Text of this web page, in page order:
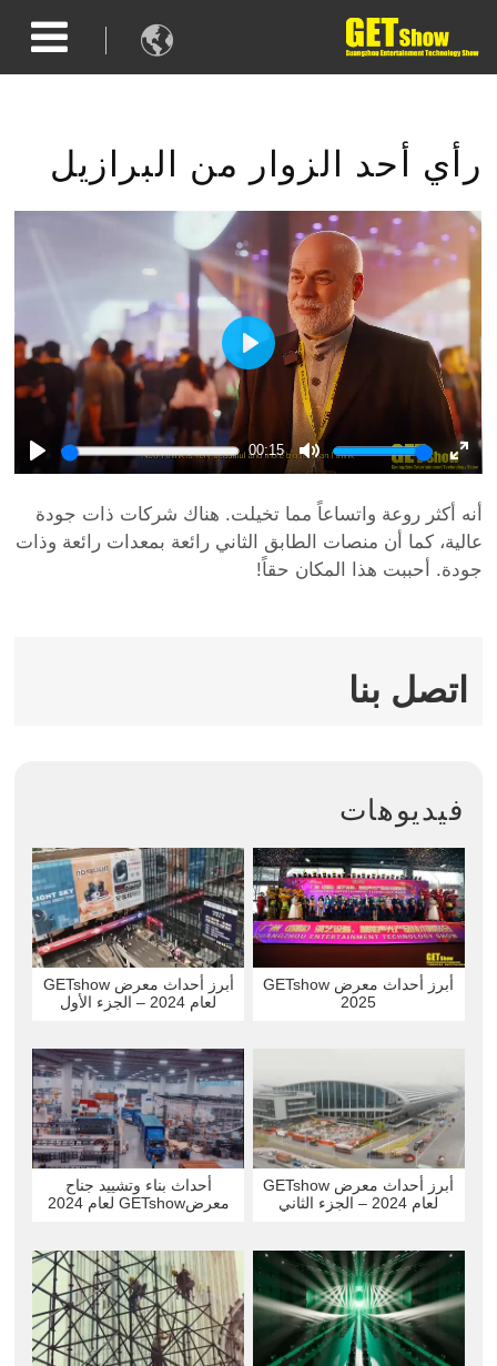

رأي أحد الزوار من البرازيل
Play
00:15
Mute
Play
أنه أكثر روعة واتساعاً مما تخيلت. هناك شركات ذات جودة
عالية، كما أن منصات الطابق الثاني رائعة بمعدات رائعة وذات
جودة. أحببت هذا المكان حقاً!
اتصل بنا
فيديوهات
أبرز أحداث معرض GETshow
2025
أبرز أحداث معرض GETshow
لعام 2024 – الجزء الأول
أبرز أحداث معرض GETshow
لعام 2024 – الجزء الثاني
أحداث بناء وتشييد جناح
معرضGETshow لعام 2024